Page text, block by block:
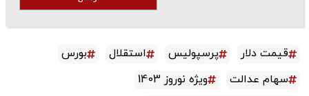
قیمت دلار پرسپولیس استقلال
بورس
سهام عدالت
ویژه نوروز 1403